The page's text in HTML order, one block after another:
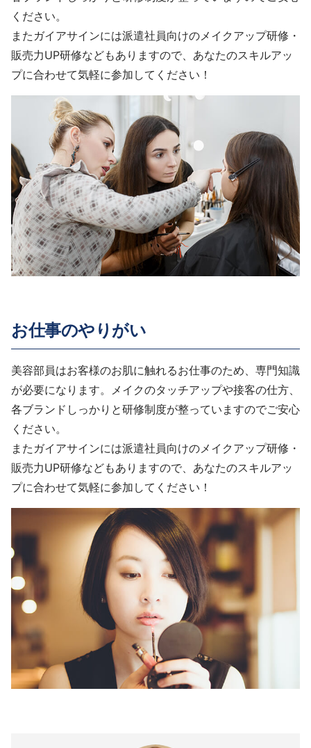
ください。
またガイアサインには派遣社員向けのメイクアップ研修・
販売力UP研修などもありますので、あなたのスキルアッ
プに合わせて気軽に参加してください！
お仕事のやりがい
美容部員はお客様のお肌に触れるお仕事のため、専門知識
が必要になります。メイクのタッチアップや接客の仕方、
各ブランドしっかりと研修制度が整っていますのでご安心
ください。
またガイアサインには派遣社員向けのメイクアップ研修・
販売力UP研修などもありますので、あなたのスキルアッ
プに合わせて気軽に参加してください！